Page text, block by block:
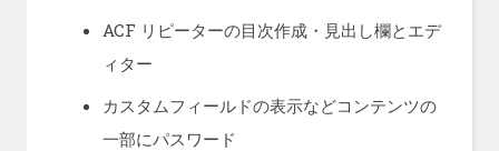
ACF リピーターの目次作成・見出し欄とエデ
ィター
カスタムフィールドの表示などコンテンツの
一部にパスワード